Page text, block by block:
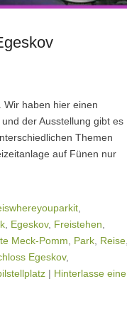
Wir haben hier einen
der Ausstellung gibt es
Themen
auf Fünen nur
Egeskov, Freistehen
Meck-Pomm Park Reise
Egeskov,
| Hinterlasse eine